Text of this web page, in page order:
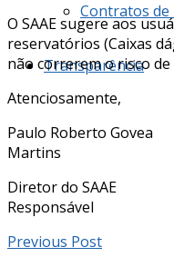
Contratos de
Transparência
O SAAE sugere aos
reservatórios (Caixas
não correrem o risco de
Atenciosamente,
Paulo
Martins
Diretor do
Responsável
Previous Post